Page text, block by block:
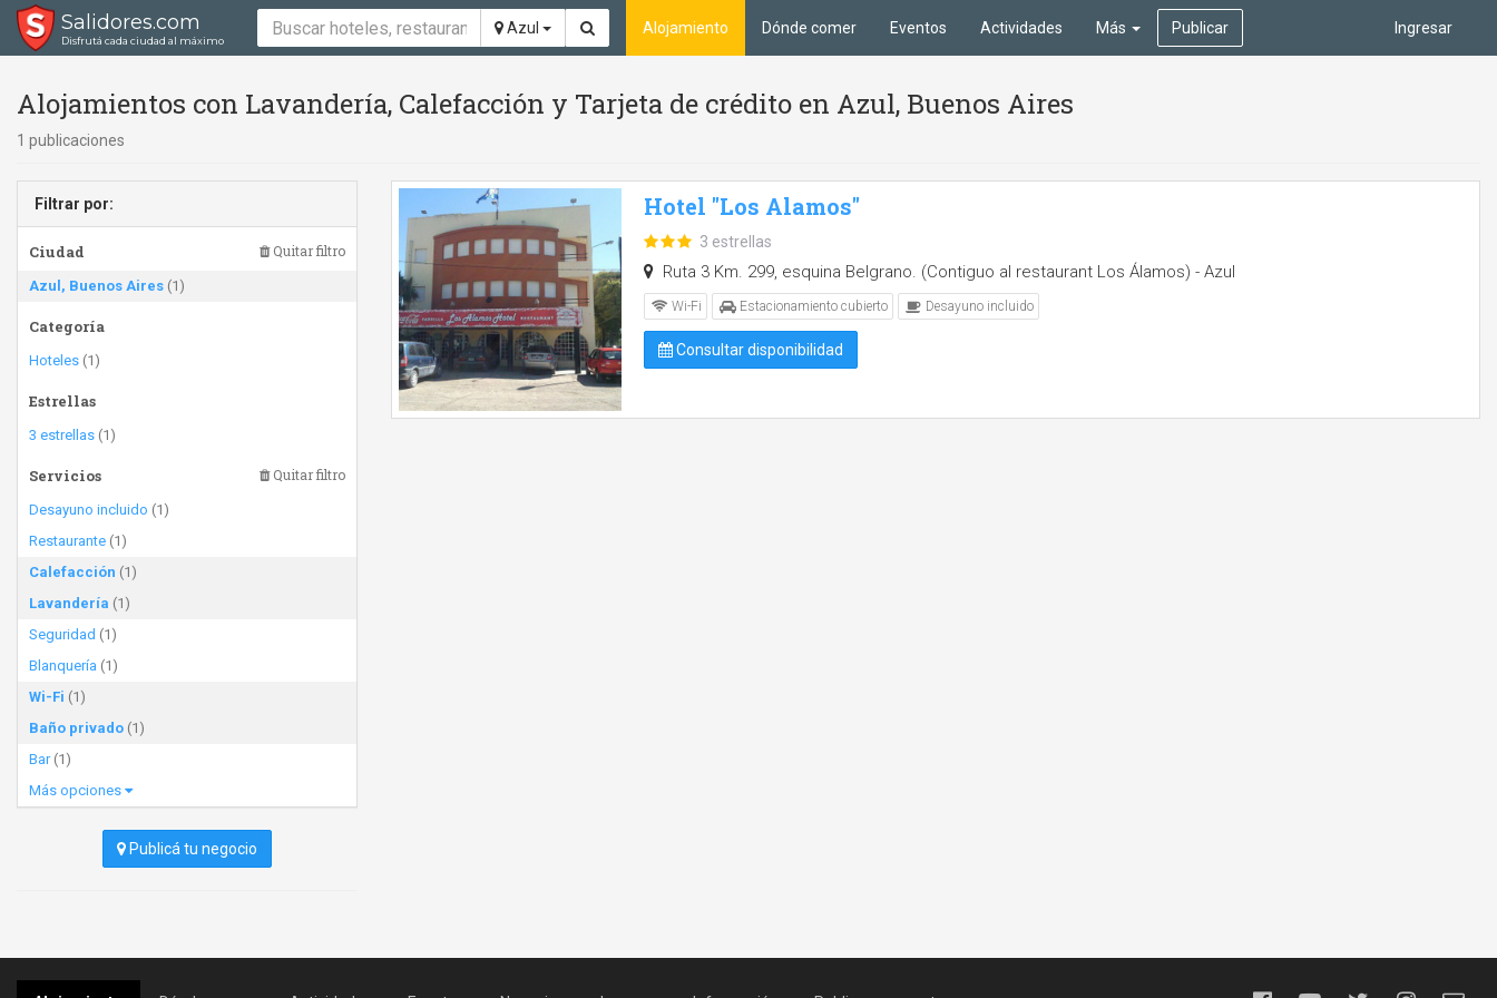
Salidores.com
Disfrutá cada ciudad al máximo
Azul Ingresar
Alojamiento Dónde comer Eventos Actividades Más Publicar
Alojamientos con Lavandería, Calefacción y Tarjeta de crédito en Azul, Buenos Aires
1 publicaciones
Filtrar por:
Ciudad Quitar filtro
Azul, Buenos Aires (1)
Categoría
Hoteles (1)
Estrellas
3 estrellas (1)
Servicios Quitar filtro
Desayuno incluido (1)
Restaurante (1)
Calefacción (1)
Lavandería (1)
Seguridad (1)
Blanquería (1)
Wi-Fi (1)
Baño privado (1)
Bar(1)
Más opciones
Publicá tu negocio
Hotel "Los Alamos"
3 estrellas
Ruta 3 Km. 299, esquina Belgrano. (Contiguo al restaurant Los Álamos) - Azul
Wi-Fi Estacionamiento cubierto Desayuno incluido
Consultar disponibilidad